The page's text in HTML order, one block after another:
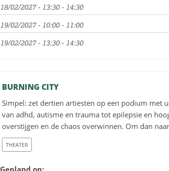
18/02/2027 - 13:30 - 14:30
19/02/2027 - 10:00 - 11:00
19/02/2027 - 13:30 - 14:30
BURNING CITY
Simpel: zet dertien artiesten op een podium met
van adhd, autisme en trauma tot epilepsie en
overstijgen en de chaos overwinnen. Om dan
THEATER
Gepland op: